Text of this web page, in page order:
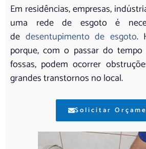
Em residências, empresas,
uma rede de esgoto é
de desentupimento de esgoto.
porque, com o passar do
fossas, podem ocorrer
grandes transtornos no local.
Solicitar